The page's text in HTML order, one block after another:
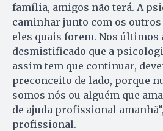
família, amigos não terá. A
caminhar junto com os
eles quais forem. Nos últimos
desmistificado que a
assim tem que continuar,
preconceito de lado, porque
somos nós ou alguém que
de ajuda profissional
profissional.